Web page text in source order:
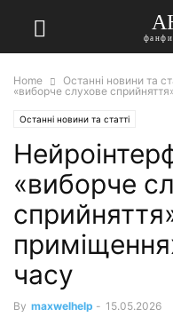
Home Останні новини та
«виборче слухове
Останні новини та статті
«виборче
часу
By maxwelhelp - 15.05.2026